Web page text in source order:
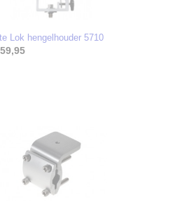
Lok hengelhouder 5710